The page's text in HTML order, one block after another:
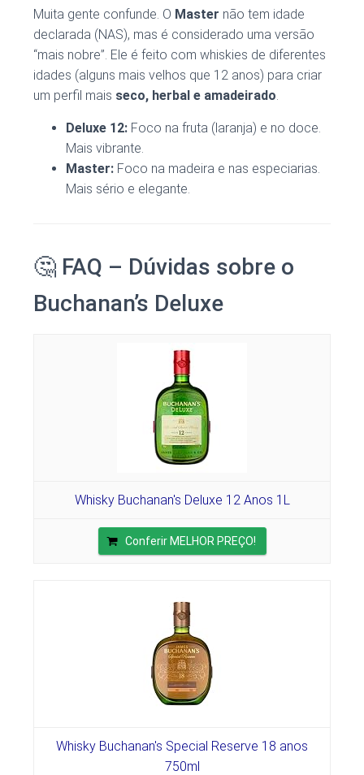
Muita gente confunde. O Master não tem idade
declarada (NAS), mas é considerado uma versão
“mais nobre”. Ele é feito com whiskies de diferentes
idades (alguns mais velhos que 12 anos) para criar
um perfil mais seco, herbal e amadeirado
Deluxe 12: Foco na fruta (laranja) e no doce.
Mais vibrante.
Master: Foco na madeira e nas especiarias.
Mais sério e elegante.
🤔 FAQ – Dúvidas sobre o
Buchanan’s Deluxe
Whisky Buchanan's Deluxe 12 Anos 1L
Conferir MELHOR PREÇO!
Whisky Buchanan's Special Reserve 18 anos
750ml